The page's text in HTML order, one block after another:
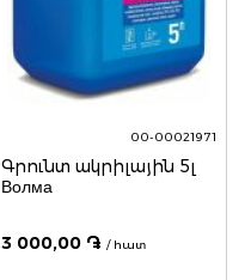
00-00021971
Գրունտ ակրիլային 5լ
Волма
3 000,00 ֏ / հատ